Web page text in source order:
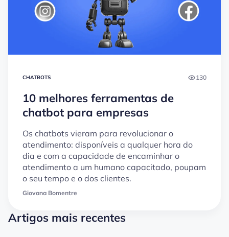
CHATBOTS 130
10 melhores ferramentas de
chatbot para empresas
Os chatbots vieram para revolucionar o
atendimento: disponíveis a qualquer hora do
dia e com a capacidade de encaminhar o
atendimento a um humano capacitado, poupam
o seu tempo e o dos clientes.
Giovana Bomentre
Artigos mais recentes